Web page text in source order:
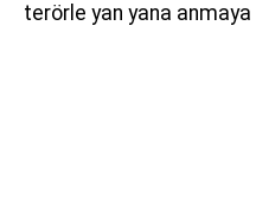
terörle yan yana